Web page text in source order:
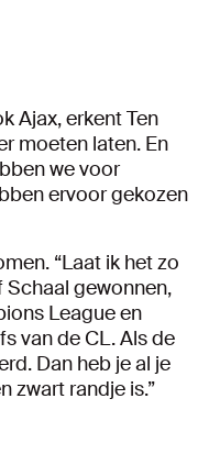
Ajax, erkent Ten
moeten laten. En
we voor
ervoor gekozen
“Laat ik het zo
gewonnen,
League en
van de CL. Als de
Dan heb je al je
zwart randje is.”